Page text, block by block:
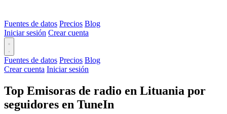
Fuentes de datos Precios Blog
Iniciar sesión Crear cuenta
Fuentes de datos Precios Blog
Crear cuenta Iniciar sesión
Top Emisoras de radio en Lituania por
seguidores en TuneIn